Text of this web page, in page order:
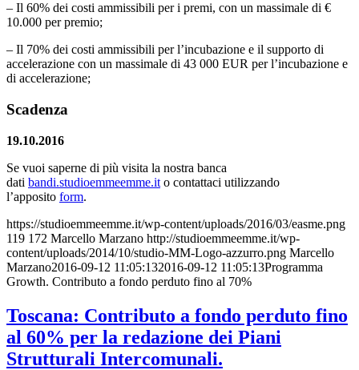
– Il 60% dei costi ammissibili per i premi, con un massimale di €
10.000 per premio;
– Il 70% dei costi ammissibili per l’incubazione e il supporto di
accelerazione con un massimale di 43 000 EUR per l’incubazione e
di accelerazione;
Scadenza
19.10.2016
Se vuoi saperne di più visita la nostra banca
dati bandi.studioemmeemme.it o contattaci utilizzando
l’apposito form.
https://studioemmeemme.it/wp-content/uploads/2016/03/easme.png
119 172 Marcello Marzano http://studioemmeemme.it/wp-
content/uploads/2014/10/studio-MM-Logo-azzurro.png Marcello
Marzano2016-09-12 11:05:132016-09-12 11:05:13Programma
Growth. Contributo a fondo perduto fino al 70%
Toscana: Contributo a fondo perduto fino
al 60% per la redazione dei Piani
Strutturali Intercomunali.